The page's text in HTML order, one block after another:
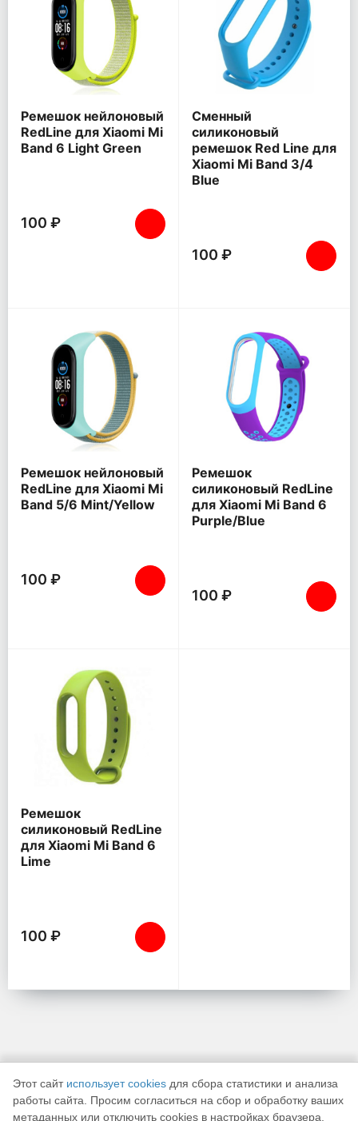
Ремешок нейлоновый
RedLine для Xiaomi Mi
Band 6 Light Green
100 ₽
Сменный
силиконовый
ремешок Red Line для
Xiaomi Mi Band 3/4
Blue
100 ₽
Ремешок нейлоновый
RedLine для Xiaomi Mi
Band 5/6 Mint/Yellow
100 ₽
Ремешок
силиконовый RedLine
для Xiaomi Mi Band 6
Purple/Blue
100 ₽
Ремешок
силиконовый RedLine
для Xiaomi Mi Band 6
Lime
100 ₽
Этот сайт использует cookies для сбора статистики и анализа
работы сайта. Просим согласиться на сбор и обработку ваших
метаданных или отключить cookies в настройках браузера.